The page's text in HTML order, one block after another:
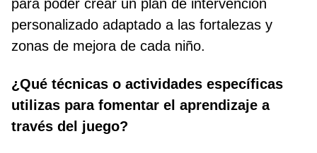
para poder crear un plan de intervención
personalizado adaptado a las fortalezas y
zonas de mejora de cada niño.
¿Qué técnicas o actividades específicas
utilizas para fomentar el aprendizaje a
través del juego?